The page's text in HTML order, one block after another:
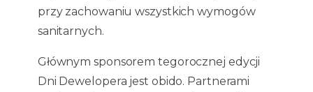
przy zachowaniu wszystkich wymogów
sanitarnych.
Głównym sponsorem tegorocznej edycji
Dni Dewelopera jest obido. Partnerami